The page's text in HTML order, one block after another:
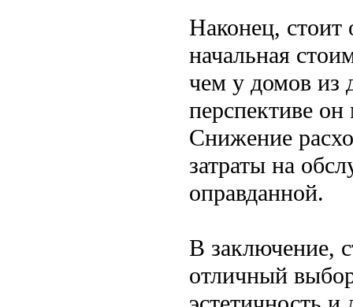
Наконец, стоит
начальная
чем у домов из
перспективе
Снижение
затраты на
оправданной.
В заключение,
отличный